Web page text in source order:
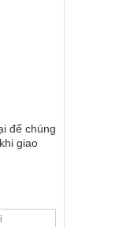
để chúng
giao